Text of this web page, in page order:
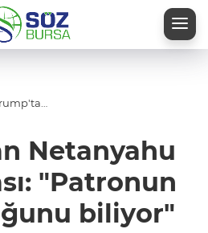
"PatronunNetanyahu
"Patronun
biliyor"